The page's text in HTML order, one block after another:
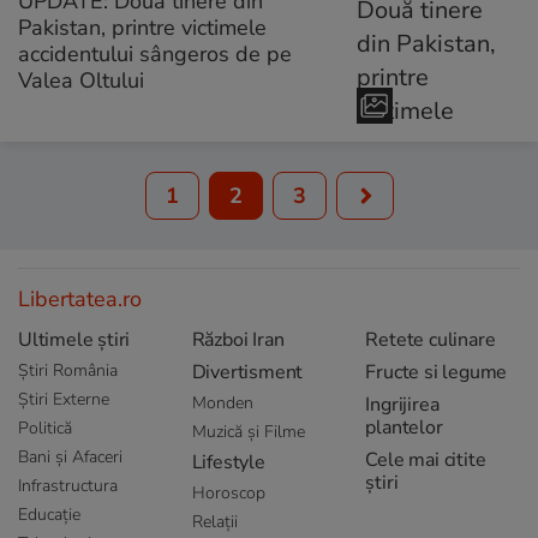
Pakistan, printre victimele
accidentului sângeros de pe
Valea Oltului
1 2 3
Libertatea.ro
Ultimele știri
Știri România
Știri Externe
Politică
Bani și Afaceri
Infrastructura
Educație
Război Iran
Divertisment
Monden
Muzică și Filme
Lifestyle
Horoscop
Relații
Retete culinare
Fructe si legume
Ingrijirea
plantelor
Cele mai citite
știri